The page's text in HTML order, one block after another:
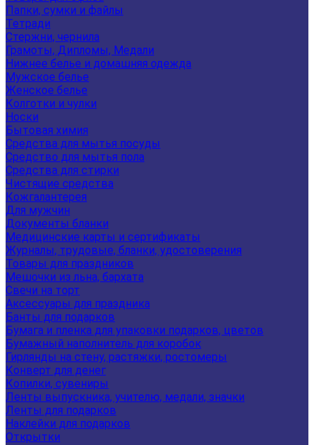
Папки, сумки и файлы
Тетради
Стержни, чернила
Грамоты, Дипломы, Медали
Нижнее белье и домашняя одежда
Мужское белье
Женское белье
Колготки и чулки
Носки
Бытовая химия
Средства для мытья посуды
Средство для мытья пола
Средства для стирки
Чистящие средства
Кожгалантерея
Для мужчин
Документы бланки
Медицинские карты и сертификаты
Журналы, трудовые, бланки, удостоверения
Товары для праздников
Мешочки из льна, бархата
Свечи на торт
Аксессуары для праздника
Банты для подарков
Бумага и пленка для упаковки подарков, цветов
Бумажный наполнитель для коробок
Гирлянды на стену, растяжки, ростомеры
Конверт для денег
Копилки, сувениры
Ленты выпускника, учителю, медали, значки
Ленты для подарков
Наклейки для подарков
Открытки